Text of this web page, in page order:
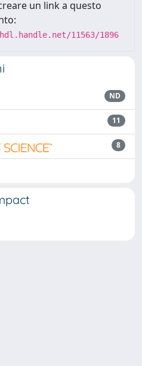
un link a questo
11563/1896
ND
11
8